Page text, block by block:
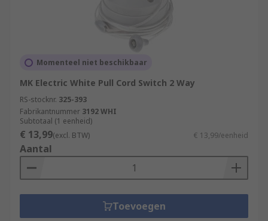
Momenteel niet beschikbaar
MK Electric White Pull Cord Switch 2 Way
RS-stocknr. 325-393
Fabrikantnummer 3192 WHI
Subtotaal (1 eenheid)
€ 13,99(excl. BTW) € 13,99/eenheid
Aantal
Toevoegen